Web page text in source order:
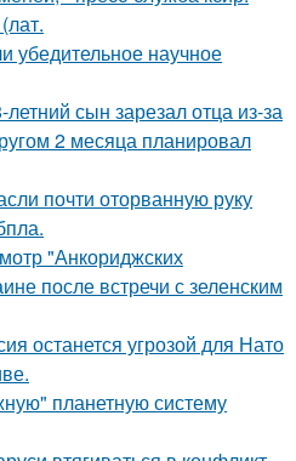
убедительное научное
сын зарезал отца из-за
2 месяца планировал
почти оторванную руку
"Анкориджских
после встречи с зеленским
останется угрозой для Нато
планетную систему